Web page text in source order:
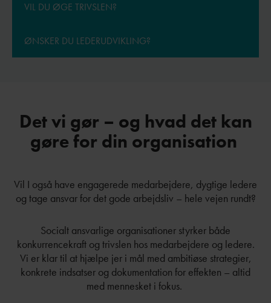
VIL DU ØGE TRIVSLEN?
ØNSKER DU LEDERUDVIKLING?
Det vi gør – og hvad det kan
gøre for din organisation
Vil I også have engagerede medarbejdere, dygtige ledere
og tage ansvar for det gode arbejdsliv – hele vejen rundt?
Socialt ansvarlige organisationer styrker både
konkurrencekraft og trivslen hos medarbejdere og ledere.
Vi er klar til at hjælpe jer i mål med ambitiøse strategier,
konkrete indsatser og dokumentation for effekten – altid
med mennesket i fokus.